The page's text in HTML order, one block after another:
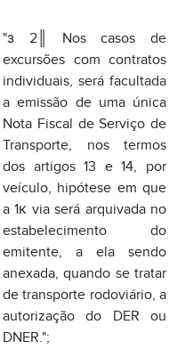
veículo, hipótese em que
a 1к via será arquivada no
estabelecimento do
emitente, a ela sendo
anexada, quando se tratar
de transporte rodoviário, a
autorização do DER ou
DNER.";
"Parágrafo único.
Relativamente ao
documento de que trata
este artigo, nas hipóteses
dos incisos II a IV do